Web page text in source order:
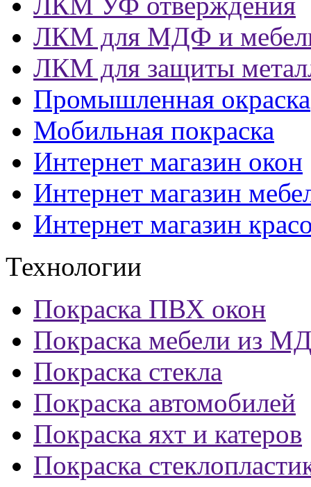
ЛКМ для МДФ и
ЛКМ для защиты
Промышленная окраска
Мобильная покраска
Интернет магазин окон
Интернет магазин
Интернет магазин
Технологии
Покраска ПВХ окон
Покраска мебели из
Покраска стекла
Покраска автомобилей
Покраска яхт и катеров
Покраска